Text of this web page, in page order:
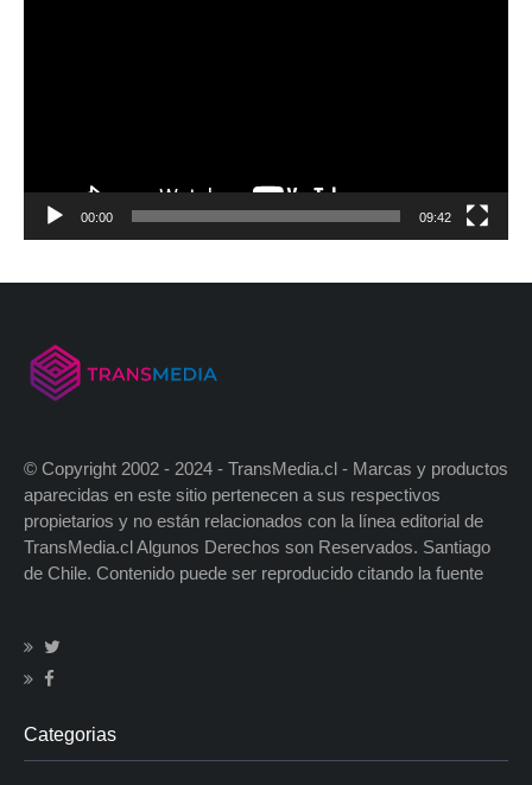
00:00 09:42
© Copyright 2002 - 2024 - TransMedia.cl - Marcas y productos
aparecidas en este sitio pertenecen a sus respectivos
propietarios y no están relacionados con la línea editorial de
TransMedia.cl Algunos Derechos son Reservados. Santiago
de Chile. Contenido puede ser reproducido citando la fuente
Categorias